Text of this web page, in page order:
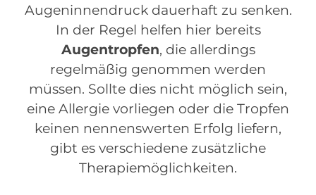
Augeninnendruck dauerhaft zu senken.
In der Regel helfen hier bereits
Augentropfen, die allerdings
regelmäßig genommen werden
müssen. Sollte dies nicht möglich sein,
eine Allergie vorliegen oder die Tropfen
keinen nennenswerten Erfolg liefern,
gibt es verschiedene zusätzliche
Therapiemöglichkeiten.